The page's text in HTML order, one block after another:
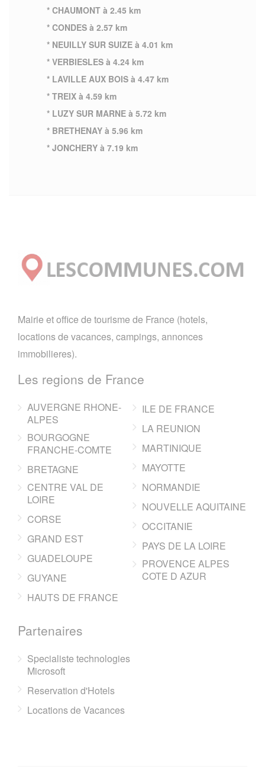
* CHAUMONT à 2.45 km
* CONDES à 2.57 km
* NEUILLY SUR SUIZE à 4.01 km
* VERBIESLES à 4.24 km
* LAVILLE AUX BOIS à 4.47 km
* TREIX à 4.59 km
* LUZY SUR MARNE à 5.72 km
* BRETHENAY à 5.96 km
* JONCHERY à 7.19 km
Mairie et office de tourisme de France (hotels,
locations de vacances, campings, annonces
immobilieres).
Les regions de France
AUVERGNE RHONE-
ALPES
BOURGOGNE
FRANCHE-COMTE
BRETAGNE
CENTRE VAL DE
LOIRE
CORSE
GRAND EST
GUADELOUPE
GUYANE
HAUTS DE FRANCE
ILE DE FRANCE
LA REUNION
MARTINIQUE
MAYOTTE
NORMANDIE
NOUVELLE AQUITAINE
OCCITANIE
PAYS DE LA LOIRE
PROVENCE ALPES
COTE D AZUR
Partenaires
Specialiste technologies
Microsoft
Reservation d'Hotels
Locations de Vacances